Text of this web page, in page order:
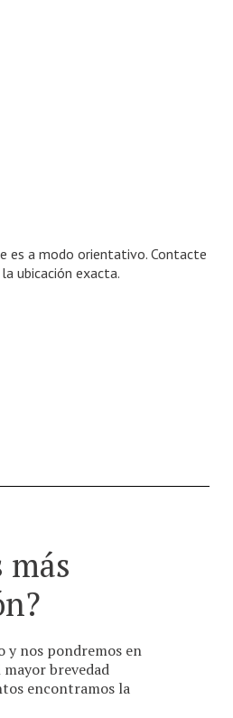
es a modo orientativo. Contacte
ubicación exacta.
más
y nos pondremos en
brevedad
encontramos la